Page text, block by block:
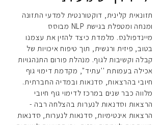
תזונאית קלינית, דוקטורנטית למדעי התזונה
ומנחה ומטפלת בגישת NLP מבוסס
מיינדפולנס. מלמדת כיצד להזין את עצמנו
בטוב, פיזית ורגשית, תוך טיפוח איכויות של
קבלה וקשיבות לגוף. מנהלת פורום התנהגויות
אכילה בעמותת ''עתיד'', מקדמת דימוי גוף
חיובי בהרצאות, סדנאות ובמדיה החברתית.
מלווה כבר שנים במרכז לדימוי גוף חיובי
הרצאות וסדנאות לנערות בהצלחה רבה -
הרצאות אינטימיות, סדנאות לנערות, סדנאות